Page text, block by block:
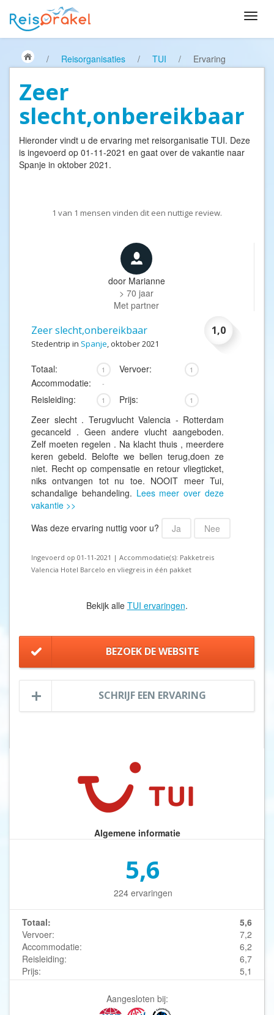
/ Reisorganisaties / TUI / Ervaring
Zeer
slecht,onbereikbaar
Hieronder vindt u de ervaring met reisorganisatie TUI. Deze
is ingevoerd op 01-11-2021 en gaat over de vakantie naar
Spanje in oktober 2021.
1 van 1 mensen vinden dit een nuttige review.
door Marianne
> 70 jaar
Met partner
1,0
Zeer slecht,onbereikbaar
Stedentrip in Spanje, oktober 2021
Totaal: 1 Vervoer: 1
Accommodatie: -
Reisleiding: 1 Prijs: 1
Zeer slecht . Terugvlucht Valencia - Rotterdam
gecanceld . Geen andere vlucht aangeboden.
Zelf moeten regelen . Na klacht thuis , meerdere
keren gebeld. Belofte we bellen terug,doen ze
niet. Recht op compensatie en retour vliegticket,
niks ontvangen tot nu toe. NOOIT meer Tui,
schandalige behandeling. Lees meer over deze
vakantie >>
Was deze ervaring nuttig voor u?
Ja Nee
Ingevoerd op 01-11-2021 | Accommodatie(s): Pakketreis
Valencia Hotel Barcelo en vliegreis in één pakket
Bekijk alle TUI ervaringen.
BEZOEK DE WEBSITE
SCHRIJF EEN ERVARING
Algemene informatie
5,6
224 ervaringen
Totaal:
5,6
Vervoer:
7,2
Accommodatie:
6,2
Reisleiding:
6,7
Prijs:
5,1
Aangesloten bij: